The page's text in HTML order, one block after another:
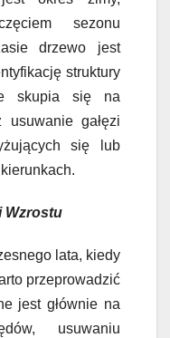
sezonu
drzewo jest
struktury
skupia się na
usuwanie gałęzi
się lub
Wzrostu
lata, kiedy
przeprowadzić
jest głównie na
usuwaniu